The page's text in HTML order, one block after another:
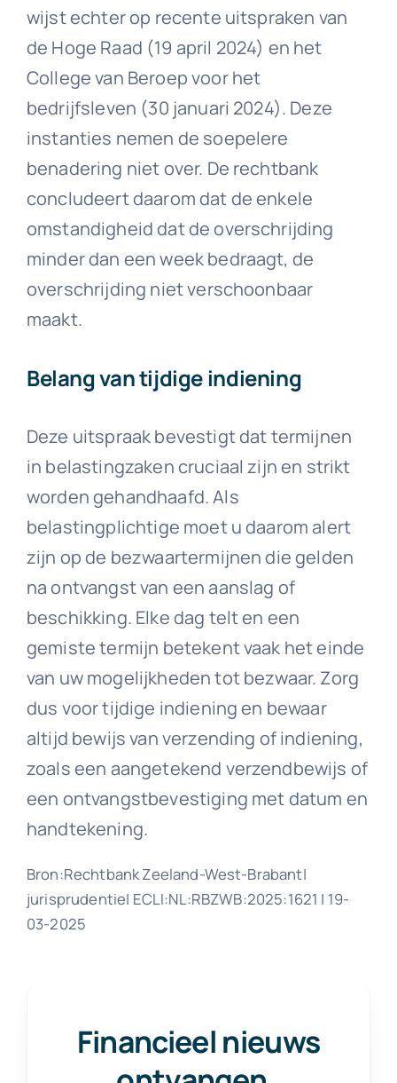
wijst echter op recente uitspraken van
de Hoge Raad (19 april 2024) en het
College van Beroep voor het
bedrijfsleven (30 januari 2024). Deze
instanties nemen de soepelere
benadering niet over. De rechtbank
concludeert daarom dat de enkele
omstandigheid dat de overschrijding
minder dan een week bedraagt, de
overschrijding niet verschoonbaar
maakt.
Belang van tijdige indiening
Deze uitspraak bevestigt dat termijnen
in belastingzaken cruciaal zijn en strikt
worden gehandhaafd. Als
belastingplichtige moet u daarom alert
zijn op de bezwaartermijnen die gelden
na ontvangst van een aanslag of
beschikking. Elke dag telt en een
gemiste termijn betekent vaak het einde
van uw mogelijkheden tot bezwaar. Zorg
dus voor tijdige indiening en bewaar
altijd bewijs van verzending of indiening,
zoals een aangetekend verzendbewijs of
een ontvangstbevestiging met datum en
handtekening.
Bron:Rechtbank Zeeland-West-Brabant|
jurisprudentie| ECLI:NL:RBZWB:2025:1621 | 19-
03-2025
Financieel nieuws